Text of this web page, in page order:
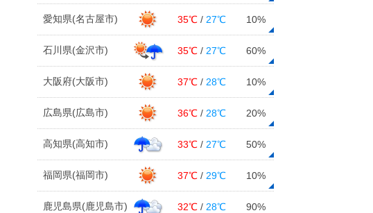
東北 あす9日 大雪や厳しい寒さに
要注意
08日13:33
中国地方 今週中頃から3月並みの暖
かさ続く 花粉対策を万全に
北海道で15日ぶりに氷点下30℃以
下 今シーズン3度目
08日11:58
週間 寒さはあす9日まで その先は
再び春の空気が流れ込む
愛知県(名古屋市) 35℃ / 27℃ 10%
石川県(金沢市) 35℃ / 27℃ 60%
大阪府(大阪市) 37℃ / 28℃ 10%
広島県(広島市) 36℃ / 28℃ 20%
高知県(高知市) 33℃ / 27℃ 50%
福岡県(福岡市) 37℃ / 29℃ 10%
鹿児島県(鹿児島市) 32℃ / 28℃ 90%